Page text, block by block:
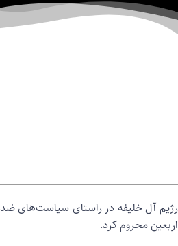
رژیم آل خلیفه در راستای سیاست‌های
اربعین محروم کرد.